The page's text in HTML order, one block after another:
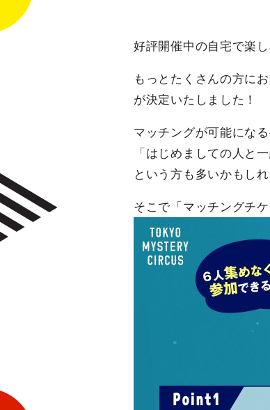
好評開催中の自宅で楽
もっとたくさんの方に
が決定いたしました！
マッチングが可能になる
「はじめましての人と
という方も多いかもしれ
そこで「マッチングチ